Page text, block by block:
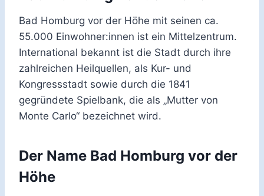
Bad Homburg vor der Höhe mit seinen ca.
55.000 Einwohner:innen ist ein Mittelzentrum.
International bekannt ist die Stadt durch ihre
zahlreichen Heilquellen, als Kur- und
Kongressstadt sowie durch die 1841
gegründete Spielbank, die als „Mutter von
Monte Carlo“ bezeichnet wird.
Der Name Bad Homburg vor der
Höhe